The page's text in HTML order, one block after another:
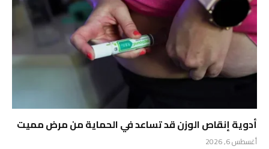
أدوية إنقاص الوزن قد تساعد في الحماية من مرض مميت
أغسطس 6, 2026